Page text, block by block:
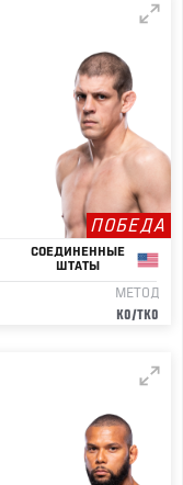
ПОБЕДА
СОЕДИНЕННЫЕ
ШТАТЫ
МЕТОД
KO/TKO